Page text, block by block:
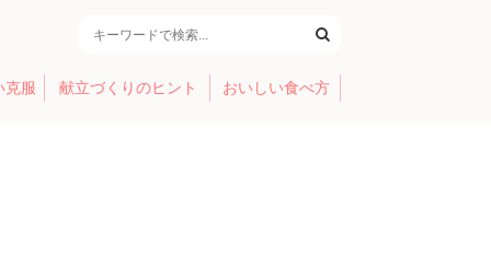
克服 献立づくりのヒント おいしい食べ方